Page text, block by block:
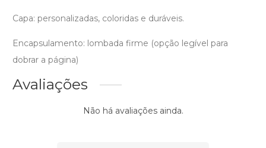
Capa: personalizadas, coloridas e duráveis.
Encapsulamento: lombada firme (opção legível para
dobrar a página)
Avaliações
Não há avaliações ainda.